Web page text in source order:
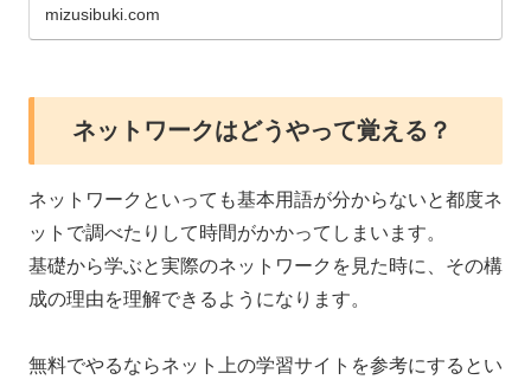
mizusibuki.com
ネットワークはどうやって覚える？
ネットワークといっても基本用語が分からないと都度ネ
ットで調べたりして時間がかかってしまいます。
基礎から学ぶと実際のネットワークを見た時に、その構
成の理由を理解できるようになります。
無料でやるならネット上の学習サイトを参考にするとい